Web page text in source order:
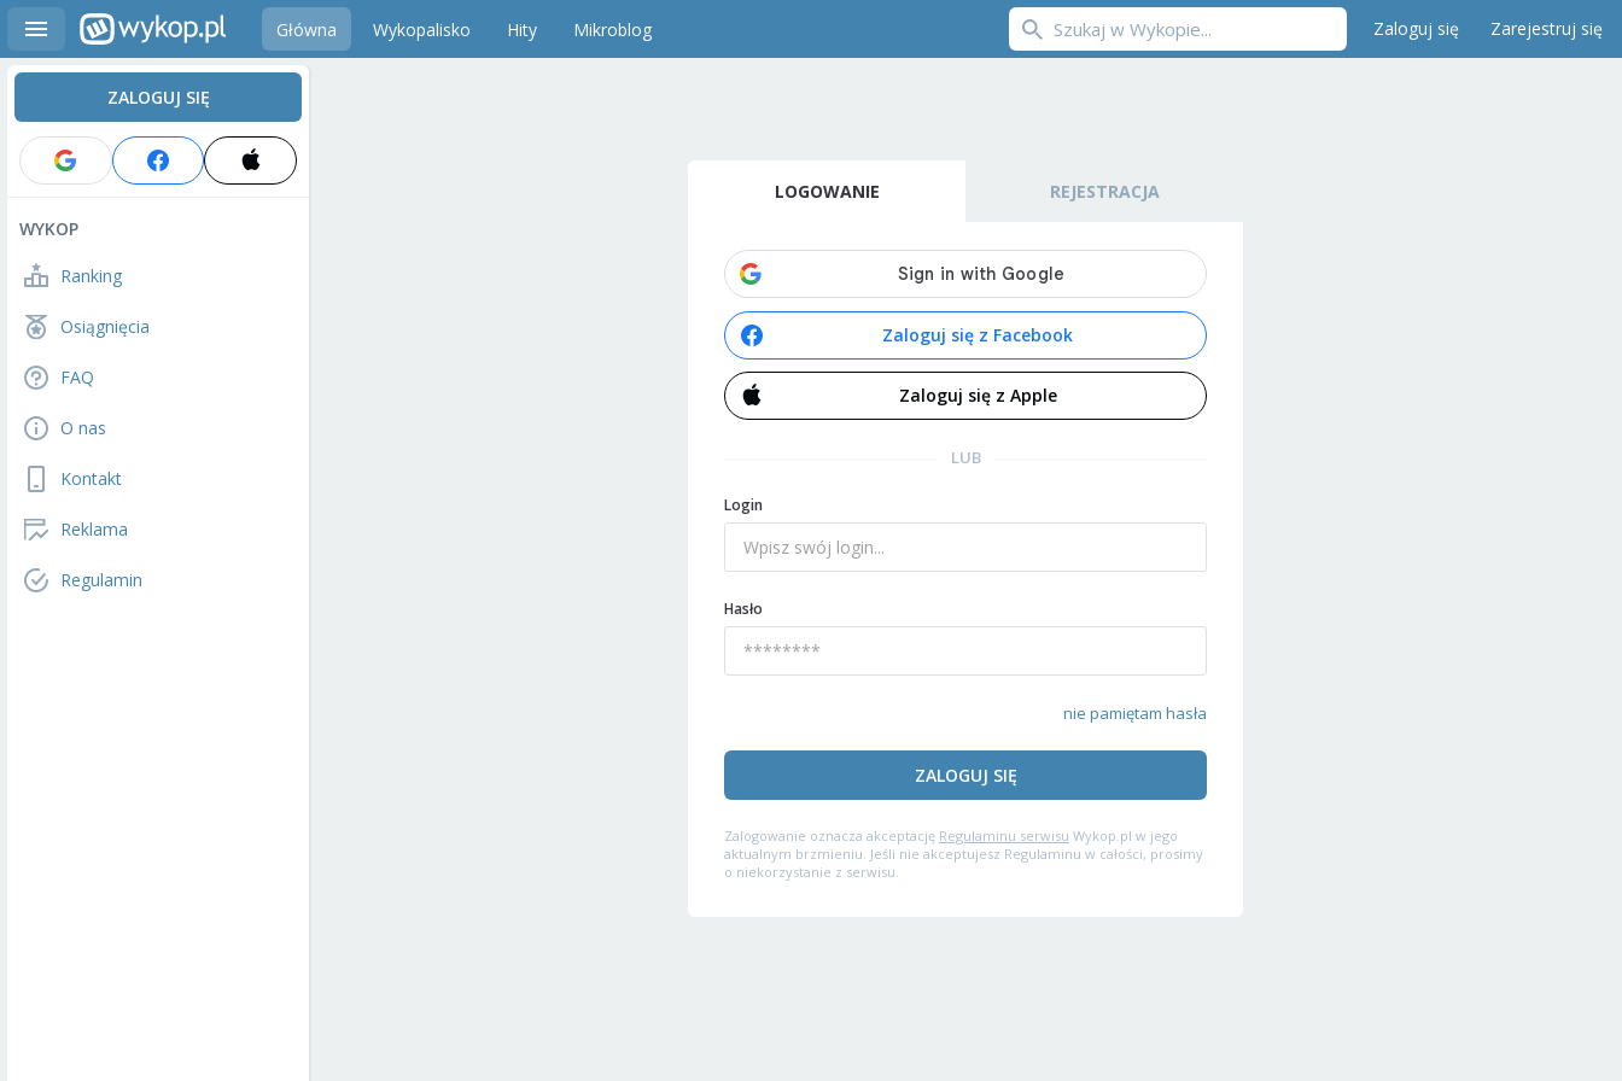
Główna Wykopalisko Hity Mikroblog Zaloguj się Zarejestruj się
ZALOGUJ SIĘ
WYKOP
Ranking
Osiągnięcia
FAQ
O nas
Kontakt
Reklama
Regulamin
LOGOWANIE REJESTRACJA
Zaloguj się z Facebook
Zaloguj się z Apple
LUB
Login
Hasło
nie pamiętam hasła
ZALOGUJ SIĘ
Zalogowanie oznacza akceptację Regulaminu serwisu Wykop.pl w jego
aktualnym brzmieniu. Jeśli nie akceptujesz Regulaminu w całości, prosimy
o niekorzystanie z serwisu.